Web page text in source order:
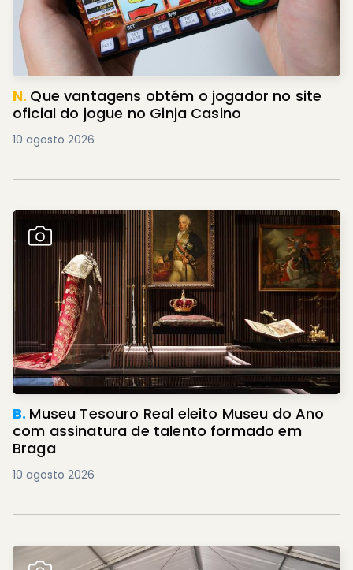
N. Que vantagens obtém o jogador no site
oficial do jogue no Ginja Casino
10 agosto 2026
B. Museu Tesouro Real eleito Museu do Ano
com assinatura de talento formado em
Braga
10 agosto 2026